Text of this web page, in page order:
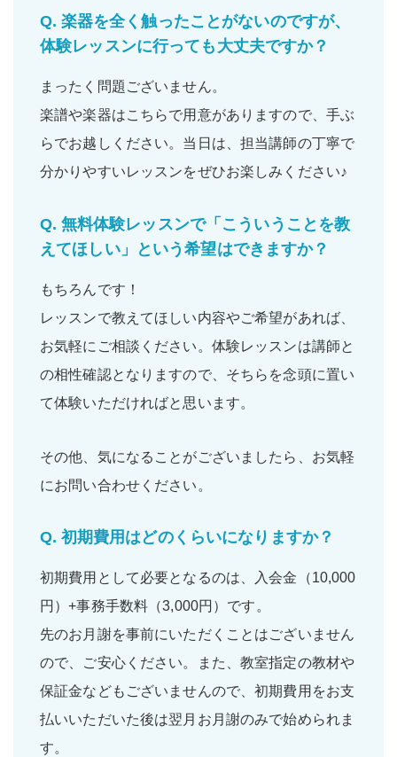
Q. 楽器を全く触ったことがないのですが、
体験レッスンに行っても大丈夫ですか？
まったく問題ございません。
楽譜や楽器はこちらで用意がありますので、手ぶ
らでお越しください。当日は、担当講師の丁寧で
分かりやすいレッスンをぜひお楽しみください♪
Q. 無料体験レッスンで「こういうことを教
えてほしい」という希望はできますか？
もちろんです！
レッスンで教えてほしい内容やご希望があれば、
お気軽にご相談ください。体験レッスンは講師と
の相性確認となりますので、そちらを念頭に置い
て体験いただければと思います。
その他、気になることがございましたら、お気軽
にお問い合わせください。
Q. 初期費用はどのくらいになりますか？
初期費用として必要となるのは、入会金（10,000
円）+事務手数料（3,000円）です。
先のお月謝を事前にいただくことはございません
ので、ご安心ください。また、教室指定の教材や
保証金などもございませんので、初期費用をお支
払いいただいた後は翌月お月謝のみで始められま
す。